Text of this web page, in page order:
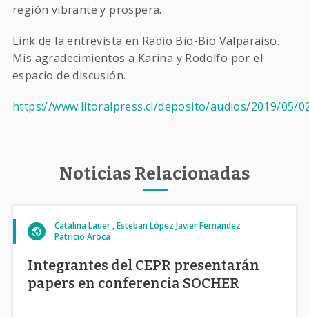
región vibrante y prospera.
Link de la entrevista en Radio Bio-Bio Valparaíso.
Mis agradecimientos a Karina y Rodolfo por el
espacio de discusión.
https://www.litoralpress.cl/deposito/audios/2019/05/
Noticias Relacionadas
Catalina Lauer Esteban López Javier Fernández
Patricio Aroca
Integrantes del CEPR presentarán
papers en conferencia SOCHER